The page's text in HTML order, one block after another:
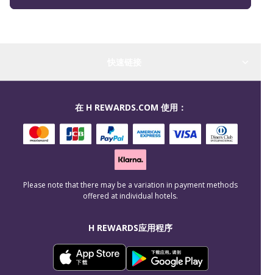
H REWARDS应用程序
在 H REWARDS.COM 使用：
Please note that there may be a variation in payment methods
offered at individual hotels.